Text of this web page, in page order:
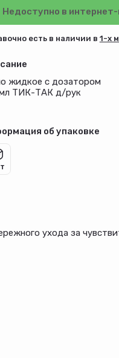
Недоступно в
есть в наличии в 1-х
жидкое с дозатором
ТИК-ТАК д/рук
об упаковке
ухода за